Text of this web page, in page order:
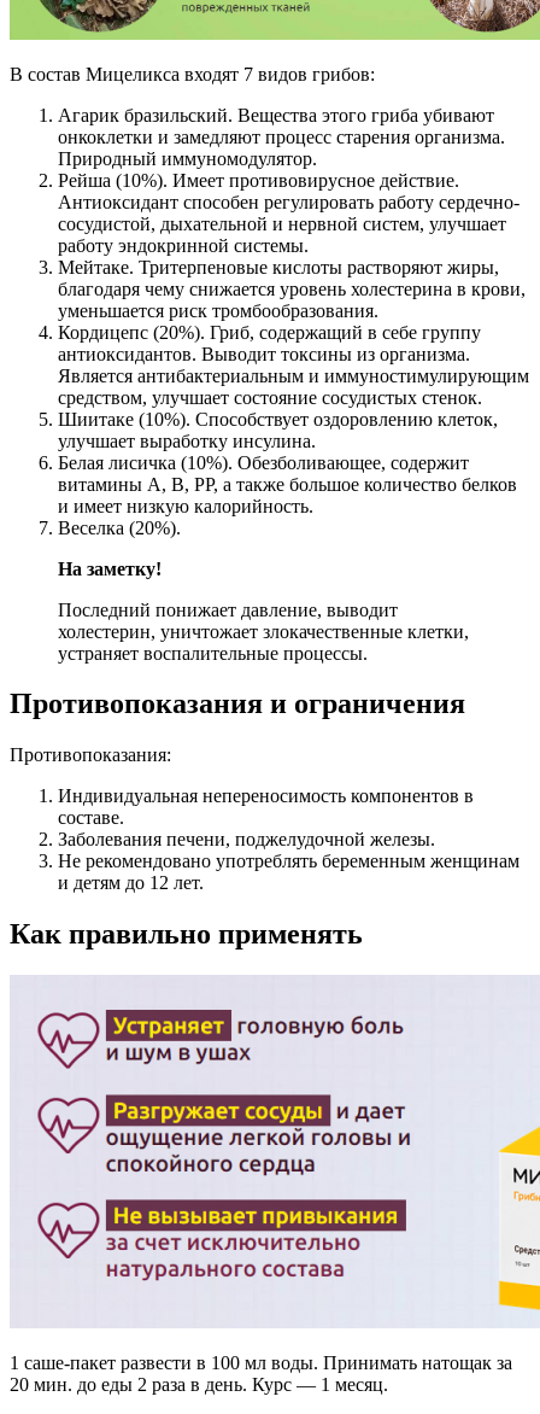
В состав Мицеликса входят 7 видов грибов:
Агарик бразильский. Вещества этого гриба убивают
онкоклетки и замедляют процесс старения организма.
Природный иммуномодулятор.
Рейша (10%). Имеет противовирусное действие.
Антиоксидант способен регулировать работу сердечно-
сосудистой, дыхательной и нервной систем, улучшает
работу эндокринной системы.
Мейтаке. Тритерпеновые кислоты растворяют жиры,
благодаря чему снижается уровень холестерина в крови,
уменьшается риск тромбообразования.
Кордицепс (20%). Гриб, содержащий в себе группу
антиоксидантов. Выводит токсины из организма.
Является антибактериальным и иммуностимулирующим
средством, улучшает состояние сосудистых стенок.
Шиитаке (10%). Способствует оздоровлению клеток,
улучшает выработку инсулина.
Белая лисичка (10%). Обезболивающее, содержит
витамины А, В, РР, а также большое количество белков
и имеет низкую калорийность.
Веселка (20%).
На заметку!
Последний понижает давление, выводит
холестерин, уничтожает злокачественные клетки,
устраняет воспалительные процессы.
Противопоказания и ограничения
Противопоказания:
Индивидуальная непереносимость компонентов в
составе.
Заболевания печени, поджелудочной железы.
Не рекомендовано употреблять беременным женщинам
и детям до 12 лет.
Как правильно применять
1 саше-пакет развести в 100 мл воды. Принимать натощак за
20 мин. до еды 2 раза в день. Курс — 1 месяц.